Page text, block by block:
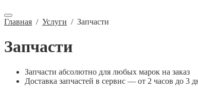
Главная / Услуги / Запчасти
Запчасти
Запчасти абсолютно для любых марок на заказ
Доставка запчастей в сервис — от 2 часов до 3